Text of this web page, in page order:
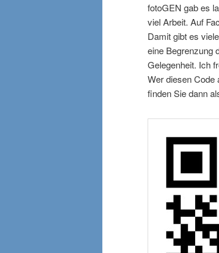
fotoGEN gab es
viel Arbeit. Auf
Damit gibt es
eine Begrenzung
Gelegenheit. Ich
Wer diesen Code
finden Sie dann